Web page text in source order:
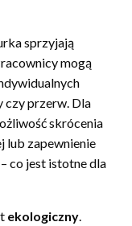
sprzyjają
mogą
czy przerw. Dla
skrócenia
lub zapewnienie
co jest istotne dla
ekologiczny.